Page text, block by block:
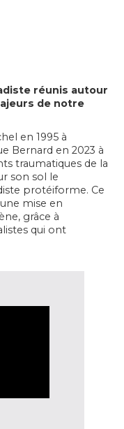
réunis autour
de notre
en 1995 à
Bernard en 2023 à
traumatiques de la
son sol le
protéiforme. Ce
mise en
grâce à
qui ont